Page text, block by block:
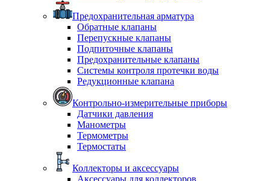
Предохранительная арматура
Обратные клапаны
Перепускные клапаны
Подпиточные клапаны
Предохранительные клапаны
Системы контроля протечки воды
Редукционные клапана
Контрольно-измерительные приборы
Датчики давления
Манометры
Термометры
Термостаты
Коллекторы и аксессуары
Аксессуары для коллекторов